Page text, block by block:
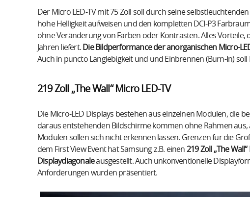
Der Micro LED-TV mit 75 Zoll soll durch seine
hohe Helligkeit aufweisen und den kompletten DCI-P3
ohne Veränderung von Farben oder Kontrasten. Alles Vorteile,
Jahren liefert. Die Bildperformance der anorganischen Micro-
Auch in puncto Langlebigkeit und und Einbrennen (Burn-In) soll
219 Zoll „The Wall“ Micro LED-TV
Die Micro-LED Displays bestehen aus einzelnen Modulen, die
daraus entstehenden Bildschirme kommen ohne Rahmen
Modulen sollen sich nicht erkennen lassen. Grenzen für die
dem First View Event hat Samsung z.B. einen 219 Zoll „The
Displaydiagonaleausgestellt. Auch unkonventionelle
Anforderungen wurden präsentiert.